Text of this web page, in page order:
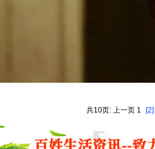
共10页: 上一页 1 [2]